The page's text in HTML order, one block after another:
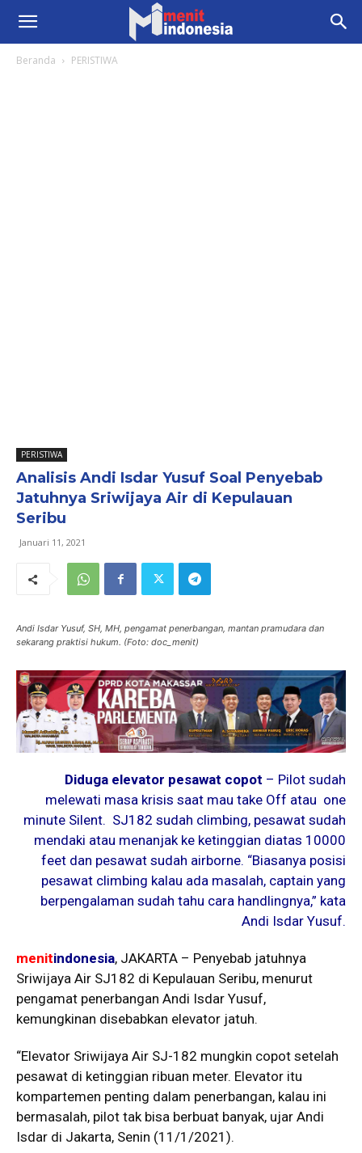
Beranda PERISTIWA
PERISTIWA
Analisis Andi Isdar Yusuf Soal Penyebab
Jatuhnya Sriwijaya Air di Kepulauan
Seribu
Januari 11, 2021
Andi Isdar Yusuf, SH, MH, pengamat penerbangan, mantan pramudara dan
sekarang praktisi hukum. (Foto: doc_menit)
Diduga elevator pesawat copot – Pilot sudah
melewati masa krisis saat mau take Off atau one
minute Silent. SJ182 sudah climbing, pesawat sudah
mendaki atau menanjak ke ketinggian diatas 10000
feet dan pesawat sudah airborne. “Biasanya posisi
pesawat climbing kalau ada masalah, captain yang
berpengalaman sudah tahu cara handlingnya,” kata
Andi Isdar Yusuf.
menitindonesia, JAKARTA – Penyebab jatuhnya
Sriwijaya Air SJ182 di Kepulauan Seribu, menurut
pengamat penerbangan Andi Isdar Yusuf,
kemungkinan disebabkan elevator jatuh.
“Elevator Sriwijaya Air SJ-182 mungkin copot setelah
pesawat di ketinggian ribuan meter. Elevator itu
kompartemen penting dalam penerbangan, kalau ini
bermasalah, pilot tak bisa berbuat banyak, ujar Andi
Isdar di Jakarta, Senin (11/1/2021).